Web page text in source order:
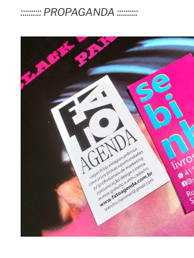
:::::::::: PROPAGANDA ::::::::::